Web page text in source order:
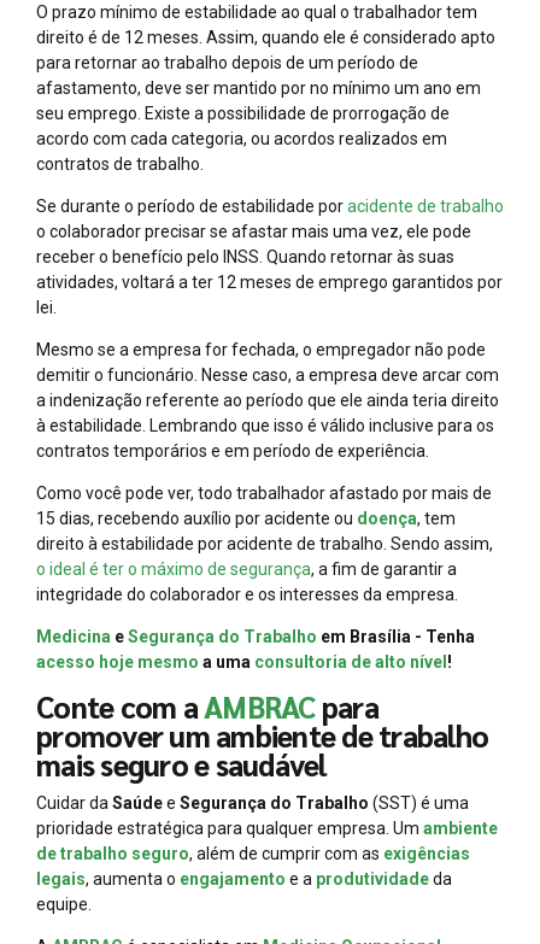
O prazo mínimo de estabilidade ao qual o trabalhador tem
direito é de 12 meses. Assim, quando ele é considerado apto
para retornar ao trabalho depois de um período de
afastamento, deve ser mantido por no mínimo um ano em
seu emprego. Existe a possibilidade de prorrogação de
acordo com cada categoria, ou acordos realizados em
contratos de trabalho.
Se durante o período de estabilidade poracidente de trabalho
o colaborador precisar se afastar mais uma vez, ele pode
receber o benefício pelo INSS. Quando retornar às suas
atividades, voltará a ter 12 meses de emprego garantidos por
lei.
Mesmo se a empresa for fechada, o empregador não pode
demitir o funcionário. Nesse caso, a empresa deve arcar com
a indenização referente ao período que ele ainda teria direito
à estabilidade. Lembrando que isso é válido inclusive para os
contratos temporários e em período de experiência.
Como você pode ver, todo trabalhador afastado por mais de
15 dias, recebendo auxílio por acidente ou doença, tem
direito à estabilidade por acidente de trabalho. Sendo assim,
o ideal é ter o máximo de segurança, a fim de garantir a
integridade do colaborador e os interesses da empresa.
Medicina eSegurança do Trabalho em Brasília - Tenha
acesso hoje mesmo a uma consultoria de alto nível !
Conte com aAMBRACpara
promover um ambiente de trabalho
mais seguro e saudável
Cuidar da Saúdee Segurança do Trabalho (SST) é uma
prioridade estratégica para qualquer empresa. Um ambiente
de trabalho seguro, além de cumprir com as exigências
legais, aumenta o engajamento e a produtividadeda
equipe.